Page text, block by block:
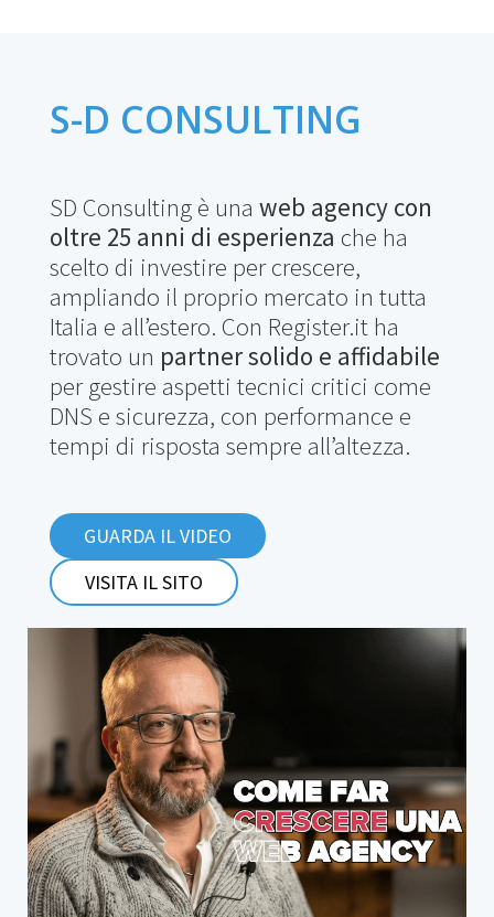
S-D CONSULTING
SD Consulting è una web agency con
oltre 25 anni di esperienza che ha
scelto di investire per crescere,
ampliando il proprio mercato in tutta
Italia e all’estero. Con Register.it ha
trovato un partner solido e affidabile
per gestire aspetti tecnici critici come
DNS e sicurezza, con performance e
tempi di risposta sempre all’altezza.
GUARDA IL VIDEO
VISITA IL SITO